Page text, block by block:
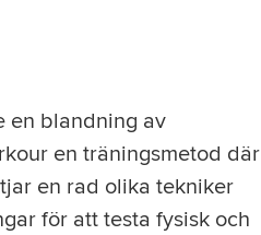
en blandning av
en träningsmetod där
en rad olika tekniker
för att testa fysisk och